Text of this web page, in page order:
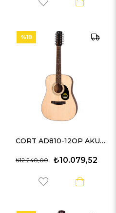
CORT AD810-12OP AKUSTİK GİTAR, 12 TELLİ
₺10.079,52
₺12.240,00
%18